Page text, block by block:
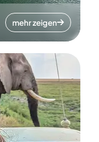
mehr zeigen